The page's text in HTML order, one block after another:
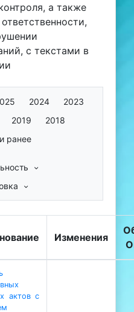
а также
с текстами в
2024
2023
2019
2018
ранее
Изменения
актов с